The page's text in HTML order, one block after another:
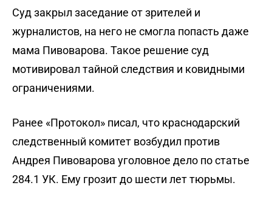
Суд закрыл заседание от зрителей и
журналистов, на него не смогла попасть даже
мама Пивоварова. Такое решение суд
мотивировал тайной следствия и ковидными
ограничениями.
Ранее «Протокол» писал, что краснодарский
следственный комитет возбудил против
Андрея Пивоварова уголовное дело по статье
284.1 УК. Ему грозит до шести лет тюрьмы.